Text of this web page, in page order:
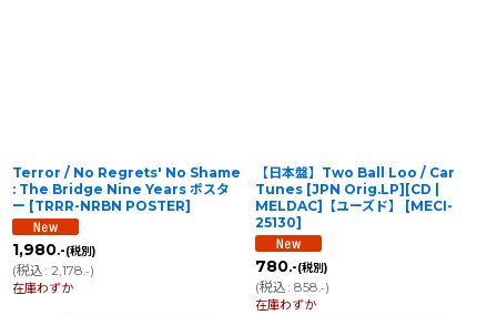
Terror / No Regrets' No Shame
: The Bridge Nine Years ポスタ
ー [TRRR-NRBN POSTER]
1,980.-(税別)
(税込: 2,178.-)
在庫わずか
【日本盤】Two Ball Loo / Car
Tunes [JPN Orig.LP][CD |
MELDAC]【ユーズド】
[MECI-
25130]
780.-(税別)
(税込: 858.-)
在庫わずか